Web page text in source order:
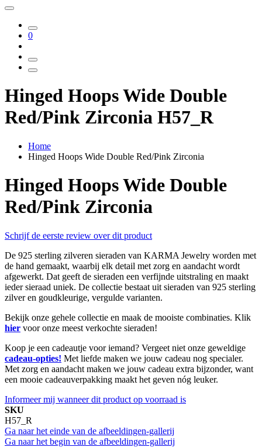
0
Hinged Hoops Wide Double
Red/Pink Zirconia H57_R
Home
Hinged Hoops Wide Double Red/Pink Zirconia
Hinged Hoops Wide Double
Red/Pink Zirconia
Schrijf de eerste review over dit product
De 925 sterling zilveren sieraden van KARMA Jewelry worden met
de hand gemaakt, waarbij elk detail met zorg en aandacht wordt
afgewerkt. Dat geeft de sieraden een verfijnde uitstraling en maakt
ieder sieraad uniek. De collectie bestaat uit sieraden van 925 sterling
zilver en goudkleurige, vergulde varianten.
Bekijk onze gehele collectie en maak de mooiste combinaties. Klik
hier voor onze meest verkochte sieraden!
Koop je een cadeautje voor iemand? Vergeet niet onze geweldige
cadeau-opties! Met liefde maken we jouw cadeau nog specialer.
Met zorg en aandacht maken we jouw cadeau extra bijzonder, want
een mooie cadeauverpakking maakt het geven nóg leuker.
Informeer mij wanneer dit product op voorraad is
SKU
H57_R
Ga naar het einde van de afbeeldingen-gallerij
Ga naar het begin van de afbeeldingen-gallerij